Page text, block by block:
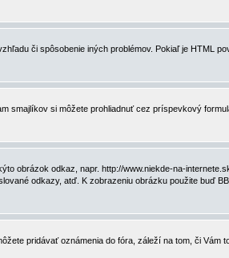
či spôsobenie iných problémov. Pokiaľ je HTML
smajlíkov si môžete prohliadnuť cez príspevkový
obrázok odkaz, napr. http://www.niekde-na-
odkazy, atď. K zobrazeniu obrázku použite buď
pridávať oznámenia do fóra, záleží na tom, či Vám